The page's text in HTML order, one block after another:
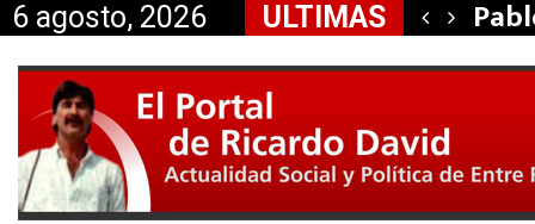
6 agosto, 2026 ULTIMAS
aliados a la…